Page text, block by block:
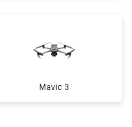
Mavic 3